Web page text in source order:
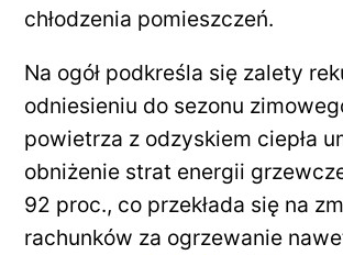
chłodzenia pomieszczeń.
Na ogół podkreśla się zalety
odniesieniu do sezonu
powietrza z odzyskiem ciepła
obniżenie strat energii
92 proc., co przekłada się na
rachunków za ogrzewanie